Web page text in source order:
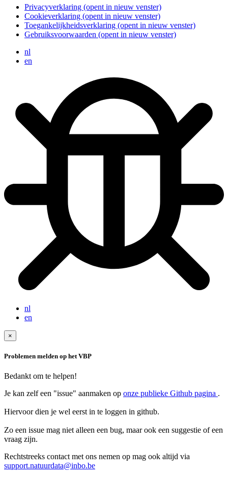
Privacyverklaring (opent in nieuw venster)
Cookieverklaring (opent in nieuw venster)
Toegankelijkheidsverklaring (opent in nieuw venster)
Gebruiksvoorwaarden (opent in nieuw venster)
nl
en
nl
en
×
Problemen melden op het VBP
Bedankt om te helpen!
Je kan zelf een "issue" aanmaken op onze publieke Github pagina .
Hiervoor dien je wel eerst in te loggen in github.
Zo een issue mag niet alleen een bug, maar ook een suggestie of een
Rechtstreeks contact met ons nemen op mag ook altijd via
support.natuurdata@inbo.be